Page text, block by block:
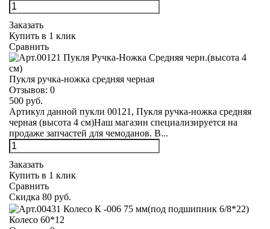
Заказать
Купить в 1 клик
Сравнить
Пукля ручка-ножка средняя черная
Отзывов: 0
500 руб.
Артикул данной пукли 00121, Пукля ручка-ножка средняя
черная (высота 4 см)Наш магазин специализируется на
продаже запчастей для чемоданов. В...
Заказать
Купить в 1 клик
Сравнить
Скидка 80 руб.
Колесо 60*12